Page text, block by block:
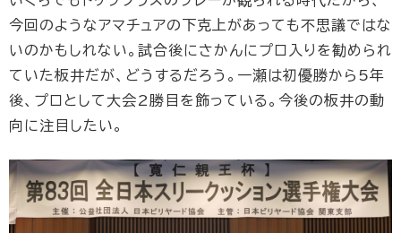
今回のようなアマチュアの下克上があっても不思議ではな
いのかもしれない。試合後にさかんにプロ入りを勧められ
ていた板井だが、どうするだろう。一瀬は初優勝から5年
後、プロとして大会2勝目を飾っている。今後の板井の動
向に注目したい。